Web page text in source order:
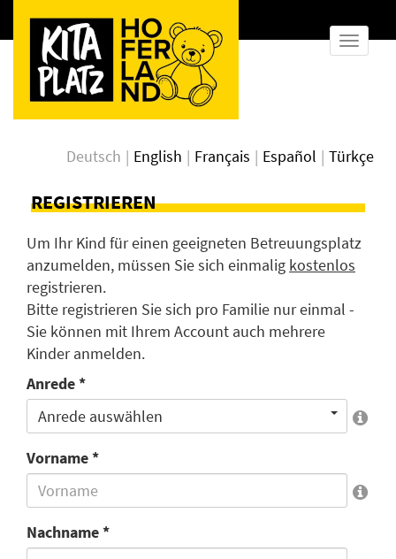
Deutsch English Français Español Türkçe
REGISTRIEREN
Um Ihr Kind für einen geeigneten Betreuungsplatz
anzumelden, müssen Sie sich einmalig kostenlos
registrieren.
Bitte registrieren Sie sich pro Familie nur einmal -
Sie können mit Ihrem Account auch mehrere
Kinder anmelden.
Anrede *
Anrede auswählen
Vorname *
Nachname *